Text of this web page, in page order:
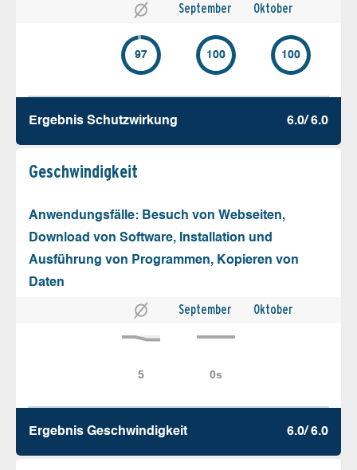
September Oktober
97 100 100
Ergebnis Schutz­wirkung 6.0/ 6.0
Geschw­indigkeit
Anwendungsfälle: Besuch von Webseiten,
Download von Software, Installation und
Ausführung von Programmen, Kopieren von
Daten
September Oktober
Ergebnis Geschw­indigkeit 6.0/ 6.0